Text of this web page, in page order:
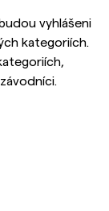
vyhlášeni
kategoriích.